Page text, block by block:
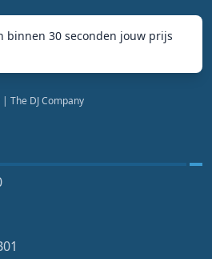
binnen 30 seconden jouw prijs
| The DJ Company